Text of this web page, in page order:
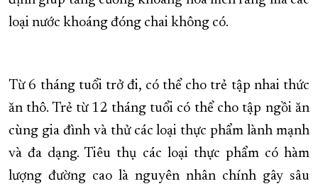
loại nước khoáng đóng chai không có.
Từ 6 tháng tuổi trở đi, có thể cho trẻ tập nhai thức
ăn thô. Trẻ từ 12 tháng tuổi có thể cho tập ngồi ăn
cùng gia đình và thử các loại thực phẩm lành mạnh
và đa dạng. Tiêu thụ các loại thực phẩm có hàm
lượng đường cao là nguyên nhân chính gây sâu